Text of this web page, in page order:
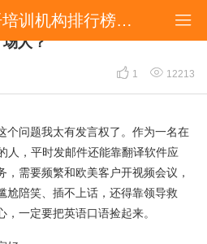

北京成人英语培训机构排行榜前十名，哪家适合职场人？
排行榜前十名，哪家适合职
场人？
 1  12213
个问题我太有发言权了。作为一名在
人，平时发邮件还能靠翻译软件应
需要频繁和欧美客户开视频会议，
尬陪笑、插不上话，还得靠领导救
一定要把英语口语捡起来。